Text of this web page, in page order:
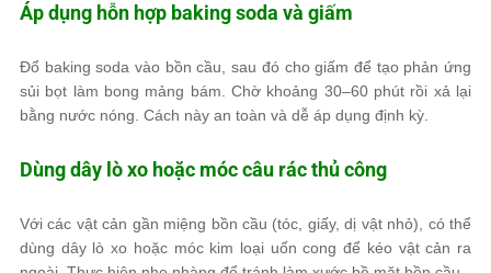
Áp dụng hỗn hợp baking soda và giấm
Đổ baking soda vào bồn cầu, sau đó cho giấm để tạo phản ứng
sủi bọt làm bong mảng bám. Chờ khoảng 30–60 phút rồi xả lại
bằng nước nóng. Cách này an toàn và dễ áp dụng định kỳ.
Dùng dây lò xo hoặc móc câu rác thủ công
Với các vật cản gần miệng bồn cầu (tóc, giấy, dị vật nhỏ), có thể
dùng dây lò xo hoặc móc kim loại uốn cong để kéo vật cản ra